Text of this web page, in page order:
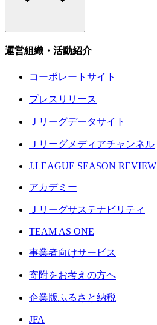
運営組織・活動紹介
コーポレートサイト
プレスリリース
Ｊリーグデータサイト
Ｊリーグメディアチャンネル
J.LEAGUE SEASON REVIEW
アカデミー
Ｊリーグサステナビリティ
TEAM AS ONE
事業者向けサービス
寄附をお考えの方へ
企業版ふるさと納税
JFA